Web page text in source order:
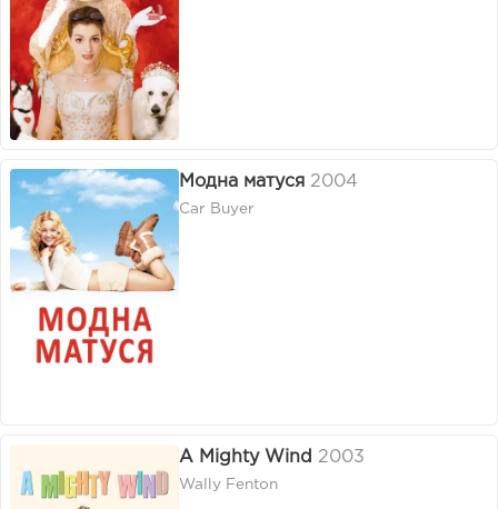
Модна матуся 2004
Car Buyer
A Mighty Wind 2003
Wally Fenton